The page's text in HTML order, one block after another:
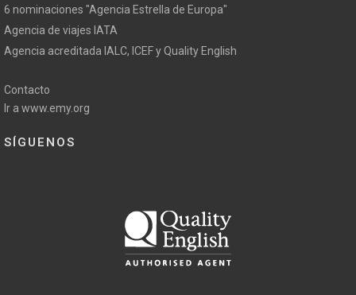
6 nominaciones "Agencia Estrella de Europa"
Agencia de viajes IATA
Agencia acreditada IALC, ICEF y Quality English
Contacto
Ir a www.emy.org
SÍGUENOS